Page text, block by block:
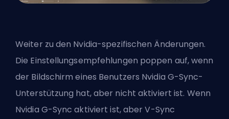
Weiter zu den Nvidia-spezifischen Änderungen.
Die Einstellungsempfehlungen poppen auf, wenn
der Bildschirm eines Benutzers Nvidia G-Sync-
Unterstützung hat, aber nicht aktiviert ist. Wenn
Nvidia G-Sync aktiviert ist, aber V-Sync